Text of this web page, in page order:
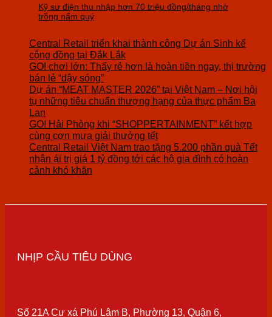
Kỹ sư điện thu nhập hơn 70 triệu đồng/tháng nhờ
trồng nấm quý
Central Retail triển khai thành công Dự án Sinh kế
cộng đồng tại Đắk Lắk
GO! chơi lớn: Thấy rẻ hơn là hoàn tiền ngay, thị trường
bán lẻ “dậy sóng”
Dự án “MEAT MASTER 2026” tại Việt Nam – Nơi hội
tụ những tiêu chuẩn thượng hạng của thực phẩm Ba
Lan
GO! Hải Phòng khi “SHOPPERTAINMENT” kết hợp
cùng cơn mưa giải thưởng tết
Central Retail Việt Nam trao tặng 5.200 phần quà Tết
nhân ái trị giá 1 tỷ đồng tới các hộ gia đình có hoàn
cảnh khó khăn
NHỊP CẦU TIÊU DÙNG
Số 21A Cư xá Phú Lâm B, Phường 13, Quận 6,